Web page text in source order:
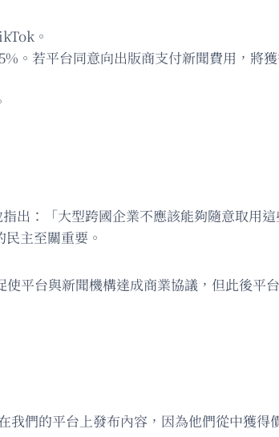
。
。若平台同意向出版商支付新聞費用，將獲
：「大型跨國企業不應該能夠隨意取用
主至關重要。
平台與新聞機構達成商業協議，但此後平
們的平台上發布內容，因為他們從中獲得